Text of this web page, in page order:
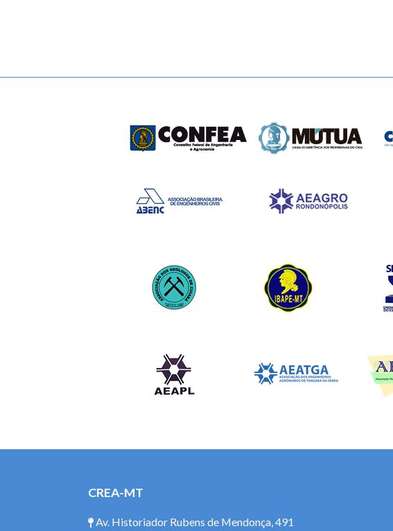
CREA-MT
Av. Historiador Rubens de Mendonça, 491